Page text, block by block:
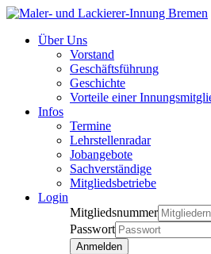
Über Uns
Vorstand
Geschäftsführung
Geschichte
Vorteile einer
Infos
Termine
Lehrstellenradar
Jobangebote
Sachverständige
Mitgliedsbetriebe
Login
Mitgliedsnummer
Passwort